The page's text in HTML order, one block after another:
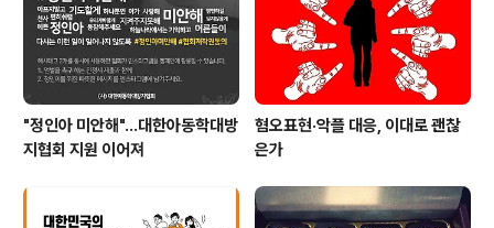
교육돌봄 서비스 플랫폼 자란다의 장서정 대표, 소셜댓글
서비스 라이브리의 운영사인 시지온의 김미균 대..
"정인아 미안해"...대한아동학대방
지협회 지원 이어져
혐오표현·악플 대응, 이대로 괜찮
은가